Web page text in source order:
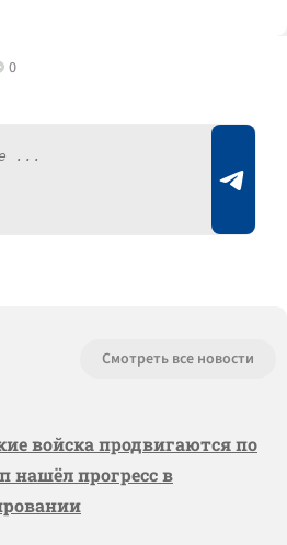
0
Смотреть все новости
войска продвигаются по
нашёл прогресс в